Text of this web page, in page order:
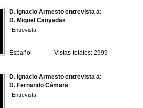
D. Ignacio Armesto entrevista a:
D. Miquel Canyadas
Entrevista
Español Vistas totales: 2999
D. Ignacio Armesto entrevista a:
D. Fernando Cámara
Entrevista